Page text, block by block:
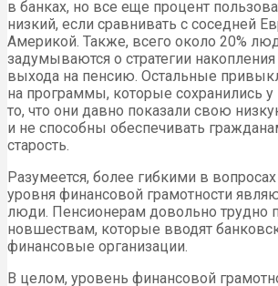
в банках, но все еще процент
низкий, если сравнивать с соседней
Америкой. Также, всего около 20%
задумываются о стратегии
выхода на пенсию. Остальные
на программы, которые сохранились
то, что они давно показали свою
и не способны обеспечивать
старость.
Разумеется, более гибкими в
уровня финансовой грамотности
люди. Пенсионерам довольно трудно
новшествам, которые вводят
финансовые организации.
В целом, уровень финансовой